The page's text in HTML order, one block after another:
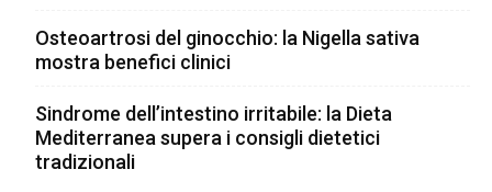
Osteoartrosi del ginocchio: la Nigella sativa
mostra benefici clinici
Sindrome dell’intestino irritabile: la Dieta
Mediterranea supera i consigli dietetici
tradizionali